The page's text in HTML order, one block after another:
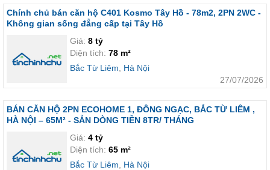
Chính chủ bán căn hộ C401 Kosmo Tây Hồ - 78m2, 2PN 2WC -
Không gian sống đẳng cấp tại Tây Hồ
Giá: 8 tỷ
Diện tích: 78 m²
Bắc Từ Liêm
Hà Nội
27/07/2026
BÁN CĂN HỘ 2PN ECOHOME 1, ĐÔNG NGẠC, BẮC TỪ LIÊM ,
HÀ NỘI – 65M² - SẴN DÒNG TIỀN 8TR/ THÁNG
Giá: 4 tỷ
Diện tích: 65 m²
Bắc Từ Liêm
Hà Nội